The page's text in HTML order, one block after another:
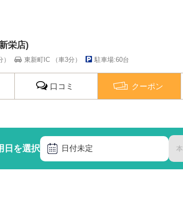
栄店)
東新町IC （車3分） 駐車場:60台
口コミ クーポン
日を選択 日付未定